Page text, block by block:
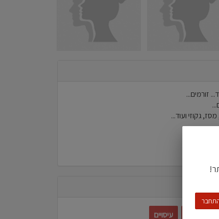
זורמים...
גקוזי ועוד...
עיסויים